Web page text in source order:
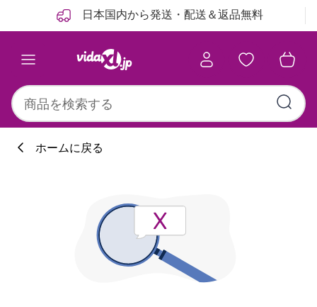
日本国内から発送・配送＆返品無料
ホームに戻る